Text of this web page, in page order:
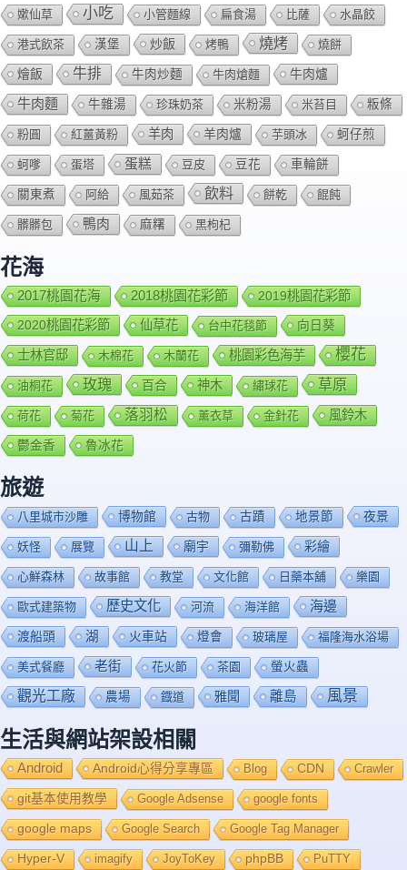
嫰仙草 小吃 小管麵線 扁食湯 比薩 水晶餃
港式飲茶 漢堡 炒飯 烤鴨 燒烤 燒餅
燴飯 牛排 牛肉炒麵 牛肉熗麵 牛肉爐
牛肉麵 牛雜湯 珍珠奶茶 米粉湯 米苔目 粄條
粉圓 紅薑黃粉 羊肉 羊肉爐 芋頭冰 蚵仔煎
蚵嗲 蛋塔 蛋糕 豆皮 豆花 車輪餅
關東煮 阿給 風茹茶 飲料 餅乾 餛飩
髒髒包 鴨肉 麻糬 黑枸杞
花海
2017桃園花海 2018桃園花彩節
2019桃園花彩節
2020桃園花彩節
仙草花 台中花毯節 向日葵
士林官邸 木棉花 木蘭花 桃園彩色海芋 櫻花
油桐花 玫瑰 百合 神木 繡球花 草原
荷花 菊花 落羽松 薰衣草 金針花 風鈴木
鬱金香 魯冰花
旅遊
八里城市沙雕 博物館 古物 古蹟 地景節 夜景
妖怪 展覽 山上 廟宇 彌勒佛 彩繪
心鮮森林 故事館 教堂 文化館 日藥本舖 樂園
歐式建築物 歷史文化 河流 海洋館 海邊
渡船頭 湖 火車站 燈會 玻璃屋 福隆海水浴場
美式餐廳 老街 花火節 茶園 螢火蟲
觀光工廠 農場 鐡道 雅聞 離島 風景
生活與網站架設相關
Android Android心得分享專區 Blog CDN Crawler
git基本使用教學 Google Adsense google fonts
google maps Google Search Google Tag Manager
Hyper-V imagify JoyToKey phpBB PuTTY